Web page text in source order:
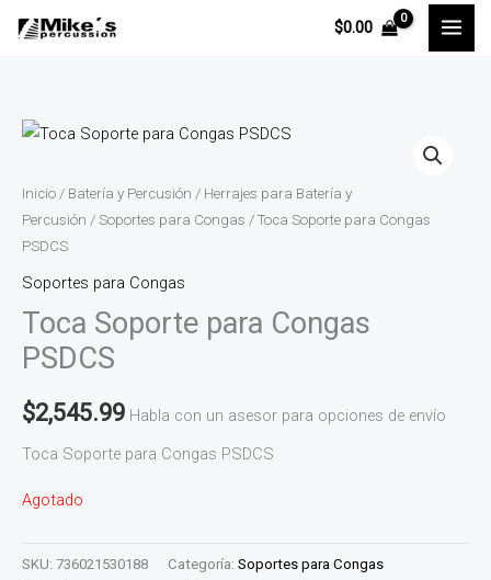
$0.00
Inicio / Batería y Percusión / Herrajes para Batería y
Percusión / Soportes para Congas / Toca Soporte para Congas
PSDCS
Soportes para Congas
Toca Soporte para Congas
PSDCS
$2,545.99 Habla con un asesor para opciones de envío
Toca Soporte para Congas PSDCS
Agotado
SKU: 736021530188 Categoría: Soportes para Congas